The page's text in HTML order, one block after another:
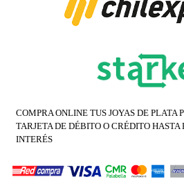
COMPRA ONLINE TUS JOYAS DE PLATA
TARJETA DE DÉBITO O CRÉDITO HASTA
INTERÉS